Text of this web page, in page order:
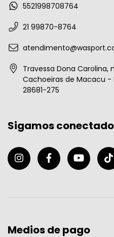
5521998708764
21 99870-8764
Travessa Dona Carolina,
Cachoeiras de Macacu -
28681-275
Sigamos
Medios de pago